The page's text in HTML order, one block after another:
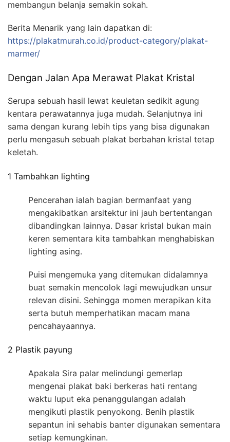
membangun belanja semakin sokah.
Berita Menarik yang lain dapatkan di:
https://plakatmurah.co.id/product-category/plakat-
marmer/
Dengan Jalan Apa Merawat Plakat Kristal
Serupa sebuah hasil lewat keuletan sedikit agung
kentara perawatannya juga mudah. Selanjutnya ini
sama dengan kurang lebih tips yang bisa digunakan
perlu mengasuh sebuah plakat berbahan kristal tetap
keletah.
1 Tambahkan lighting
Pencerahan ialah bagian bermanfaat yang
mengakibatkan arsitektur ini jauh bertentangan
dibandingkan lainnya. Dasar kristal bukan main
keren sementara kita tambahkan menghabiskan
lighting asing.
Puisi mengemuka yang ditemukan didalamnya
buat semakin mencolok lagi mewujudkan unsur
relevan disini. Sehingga momen merapikan kita
serta butuh memperhatikan macam mana
pencahayaannya.
2 Plastik payung
Apakala Sira palar melindungi gemerlap
mengenai plakat baki berkeras hati rentang
waktu luput eka penanggulangan adalah
mengikuti plastik penyokong. Benih plastik
sepantun ini sehabis banter digunakan sementara
setiap kemungkinan.